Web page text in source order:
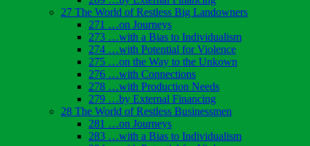
27 The World of Restless Big Landowners
271 …on Journeys
273 …with a Bias to Individualism
274 …with Potential for Violence
275 …on the Way to the Unkown
276 …with Connections
278 …with Production Needs
279 …by External Financing
28 The World of Restless Businessmen
281 …on Journeys
283 …with a Bias to Individualism